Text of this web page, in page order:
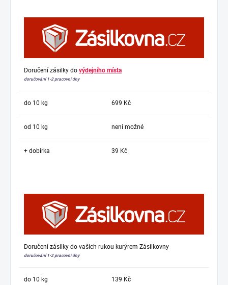
Doručení zásilky do výdejního místa
doručování 1-2 pracovní dny
do 10 kg 699 Kč
od 10 kg není možné
+ dobírka 39 Kč
Doručení zásilky do vašich rukou kurýrem Zásilkovny
doručování 1-2 pracovní dny
do 10 kg 139 Kč